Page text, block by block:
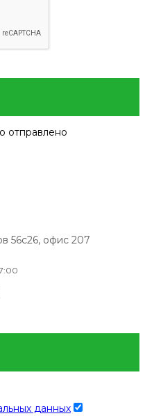
отправлено
56с26, офис 207
данных